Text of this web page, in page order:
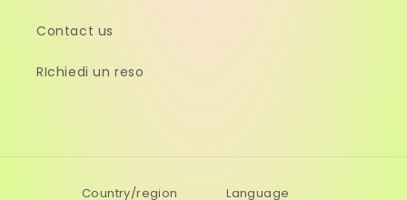
Contact us
RIchiedi un reso
Country/region Language